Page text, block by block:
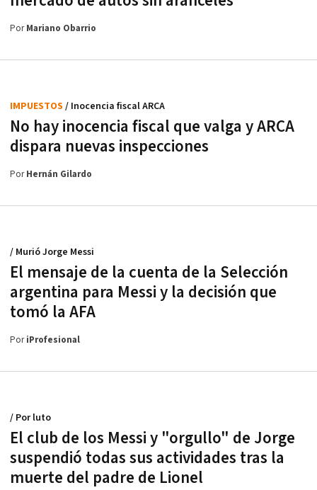
PorMariano Obarrio
No hay inocencia fiscal que valga y ARCA
dispara nuevas inspecciones
IMPUESTOS / Inocencia fiscal ARCA
PorHernán Gilardo
El mensaje de la cuenta de la Selección
argentina para Messi y la decisión que
tomó la AFA
/ Murió Jorge Messi
PoriProfesional
El club de los Messi y "orgullo" de Jorge
suspendió todas sus actividades tras la
muerte del padre de Lionel
/ Por luto